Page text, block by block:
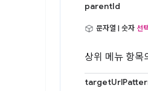
parentId
문자열 | 숫자 선
상위 메뉴 항목